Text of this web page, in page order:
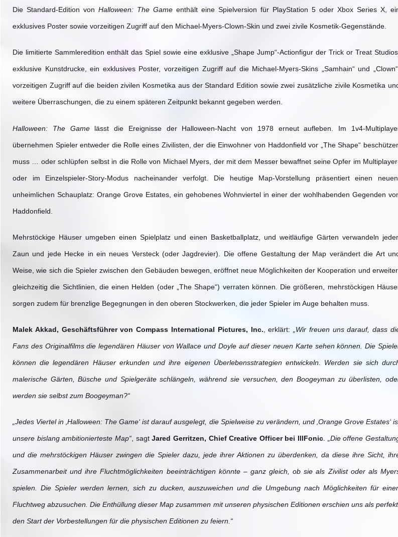
Die Standard-Edition von Halloween: The Game enthält eine Spielversion für PlayStation 5 oder Xbox Series X,
exklusives Poster sowie vorzeitigen Zugriff auf den Michael-Myers-Clown-Skin und zwei zivile Kosmetik-Gegenstände.
Die limitierte Sammleredition enthält das Spiel sowie eine exklusive „Shape Jump“-Actionfigur der Trick or Treat
exklusive Kunstdrucke, ein exklusives Poster, vorzeitigen Zugriff auf die Michael-Myers-Skins „Samhain“ und
vorzeitigen Zugriff auf die beiden zivilen Kosmetika aus der Standard Edition sowie zwei zusätzliche zivile Kosmetika
weitere Überraschungen, die zu einem späteren Zeitpunkt bekannt gegeben werden.
Halloween: The Gamelässt die Ereignisse der Halloween-Nacht von 1978 erneut aufleben. Im 1v4-
übernehmen Spieler entweder die Rolle eines Zivilisten, der die Einwohner von Haddonfield vor „The Shape“
muss … oder schlüpfen selbst in die Rolle von Michael Myers, der mit dem Messer bewaffnet seine Opfer im
oder im Einzelspieler-Story-Modus nacheinander verfolgt. Die heutige Map-Vorstellung präsentiert einen neuen,
unheimlichen Schauplatz: Orange Grove Estates, ein gehobenes Wohnviertel in einer der wohlhabenden Gegenden
Haddonfield.
Mehrstöckige Häuser umgeben einen Spielplatz und einen Basketballplatz, und weitläufige Gärten verwandeln
Zaun und jede Hecke in ein neues Versteck (oder Jagdrevier). Die offene Gestaltung der Map verändert die Art
Weise, wie sich die Spieler zwischen den Gebäuden bewegen, eröffnet neue Möglichkeiten der Kooperation und
gleichzeitig die Sichtlinien, die einen Helden (oder „The Shape“) verraten können. Die größeren, mehrstöckigen
sorgen zudem für brenzlige Begegnungen in den oberen Stockwerken, die jeder Spieler im Auge behalten muss.
Malek Akkad, Geschäftsführer von Compass International Pictures, Inc. , erklärt: „Wir freuen uns darauf, dass
Fans des Originalfilms die legendären Häuser von Wallace und Doyle auf dieser neuen Karte sehen können. Die
können die legendären Häuser erkunden und ihre eigenen Überlebensstrategien entwickeln. Werden sie sich
malerische Gärten, Büsche und Spielgeräte schlängeln, während sie versuchen, den Boogeyman zu überlisten,
werden sie selbst zum Boogeyman?“
„Jedes Viertel in ‚Halloween: The Game‘ ist darauf ausgelegt, die Spielweise zu verändern, und ‚Orange Grove Estates‘
unsere bislang ambitionierteste Map“, sagtJared Gerritzen, Chief Creative Officer bei IllFonic. „Die offene
und die mehrstöckigen Häuser zwingen die Spieler dazu, jede ihrer Aktionen zu überdenken, da diese ihre Sicht,
Zusammenarbeit und ihre Fluchtmöglichkeiten beeinträchtigen könnte – ganz gleich, ob sie als Zivilist oder als
spielen. Die Spieler werden lernen, sich zu ducken, auszuweichen und die Umgebung nach Möglichkeiten für
Fluchtweg abzusuchen. Die Enthüllung dieser Map zusammen mit unseren physischen Editionen erschien uns als
den Start der Vorbestellungen für die physischen Editionen zu feiern.“